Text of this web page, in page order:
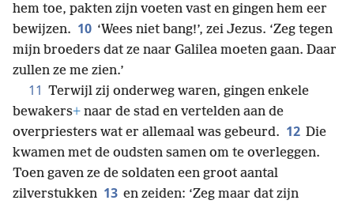
hem toe, pakten zijn voeten vast en gingen hem eer
bewijzen. 10 ‘Wees niet bang!’, zei Jezus. ‘Zeg tegen
mijn broeders dat ze naar Galilea moeten gaan. Daar
zullen ze me zien.’
11 Terwijl zij onderweg waren, gingen enkele
bewakers+ naar de stad en vertelden aan de
overpriesters wat er allemaal was gebeurd. 12 Die
kwamen met de oudsten samen om te overleggen.
Toen gaven ze de soldaten een groot aantal
zilverstukken 13 en zeiden: ‘Zeg maar dat zijn